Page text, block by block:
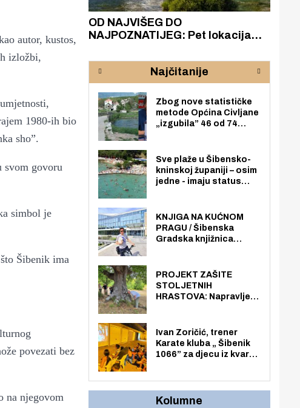
autor, kustos,
izložbi,
1980-ih bio
sho”.
svom govoru
simbol je
Šibenik ima
povezati bez
na njegovom
izgrađeno
OD NAJVIŠEG DO
NAJPOZNATIJEG: Pet lokacija
rijeke Krke
Najčitanije
Zbog nove statističke
metode Općina Civljane
„izgubila” 46 od 74
nego radno sposobnih
osoba među svojih 170
stanovnika.
Sve plaže u Šibensko-
kninskoj županiji – osim
jedne - imaju status
općoj upotrebi. Pristup
je slobodan i besplatan
za sve građane i
KNJIGA NA KUĆNOM
PRAGU / Šibenska
Gradska knjižnica
knjiga na kućnu adresu
električnim biciklom.
PROJEKT ZAŠITE
STOLJETNIH
HRASTOVA: Napravljen
Zmajevac
Ivan Zoričić, trener
Karate kluba „ Šibenik
1066” za djecu iz kvarta
organizirao dječje
Kolumne